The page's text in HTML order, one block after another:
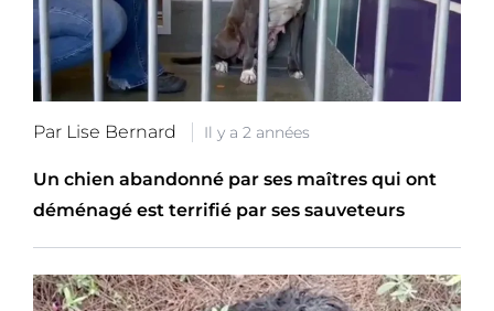
Par Lise Bernard Il y a 2 années
Un chien abandonné par ses maîtres qui ont
déménagé est terrifié par ses sauveteurs